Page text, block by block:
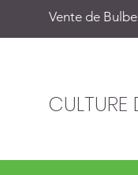
Vente de
CULTURE